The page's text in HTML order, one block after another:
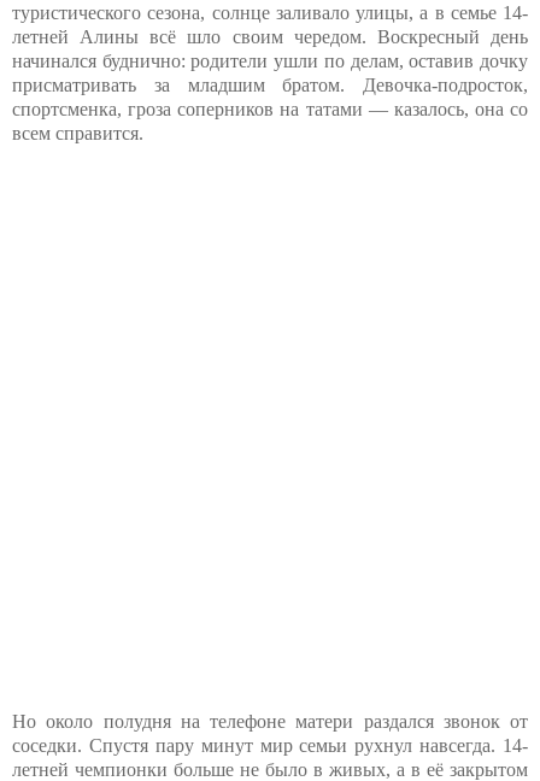
туристического сезона, солнце заливало улицы, а в семье 14-
летней Алины всё шло своим чередом. Воскресный день
начинался буднично: родители ушли по делам, оставив дочку
присматривать за младшим братом. Девочка-подросток,
спортсменка, гроза соперников на татами — казалось, она со
всем справится.
Но около полудня на телефоне матери раздался звонок от
соседки. Спустя пару минут мир семьи рухнул навсегда. 14-
летней чемпионки больше не было в живых, а в её закрытом